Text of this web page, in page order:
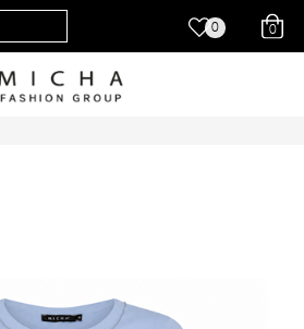
0 0